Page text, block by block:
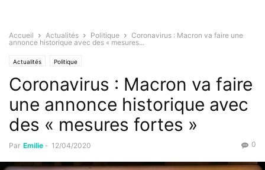
Accueil Actualités Politique
Coronavirus : Macron va faire une
annonce historique avec des « mesures...
Actualités Politique
Coronavirus : Macron va faire
une annonce historique avec
des « mesures fortes »
Par Emilie - 12/04/2020 0